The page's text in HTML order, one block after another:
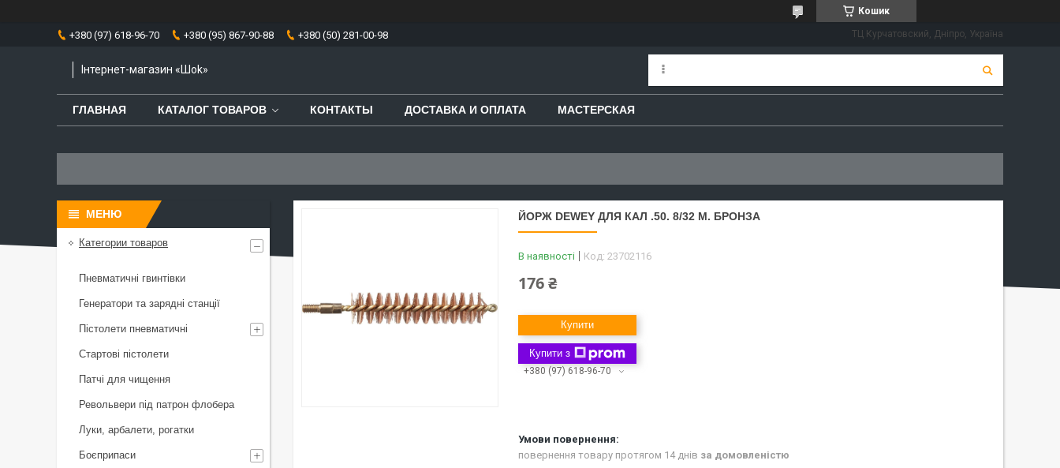
Кошик
+380 (97) 618-96-70 +380 (95) 867-90-88 +380 (50) 281-00-98 ТЦ Курчатовский, Дніпро, Україна
Інтернет-магазин «Шоk»
ГЛАВНАЯ КАТАЛОГ ТОВАРОВ КОНТАКТЫ ДОСТАВКА И ОПЛАТА МАСТЕРСКАЯ
ЙОРЖ DEWEY ДЛЯ КАЛ .50. 8/32 M. БРОНЗА
В наявності Код: 23702116
176 ₴
Купити
Купити з
+380 (97) 618-96-70
повернення товару протягом 14 днів за домовленістю
Категории товаров
Пневматичні гвинтівки
Генератори та зарядні станції
Пістолети пневматичні
Стартові пістолети
Патчі для чищення
Револьвери під патрон флобера
Луки, арбалети, рогатки
Боєприпаси